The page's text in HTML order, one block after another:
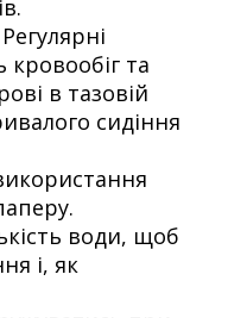
та
в тазовій
сидіння
води, щоб
і, як